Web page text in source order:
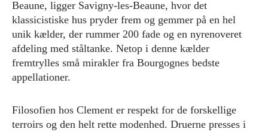
Beaune, ligger Savigny-les-Beaune, hvor det
klassicistiske hus pryder frem og gemmer på en hel
unik kælder, der rummer 200 fade og en nyrenoveret
afdeling med ståltanke. Netop i denne kælder
fremtrylles små mirakler fra Bourgognes bedste
appellationer.
Filosofien hos Clement er respekt for de forskellige
terroirs og den helt rette modenhed. Druerne presses i